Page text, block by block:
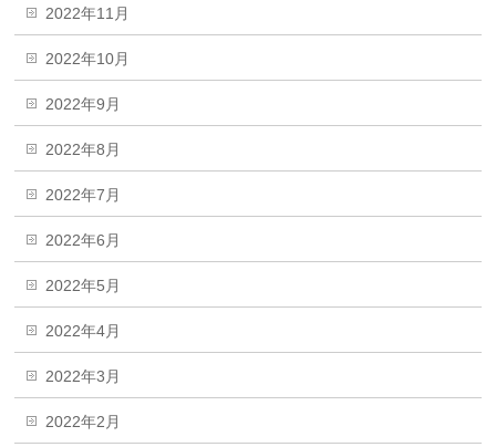
2022年11月
2022年10月
2022年9月
2022年8月
2022年7月
2022年6月
2022年5月
2022年4月
2022年3月
2022年2月